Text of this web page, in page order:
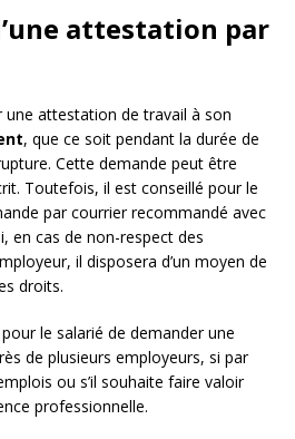
attestation par
une attestation de travail à son
, que ce soit pendant la durée de
Cette demande peut être
Toutefois, il est conseillé pour le
par courrier recommandé avec
en cas de non-respect des
il disposera d’un moyen de
droits.
le salarié de demander une
de plusieurs employeurs, si par
ou s’il souhaite faire valoir
professionnelle.